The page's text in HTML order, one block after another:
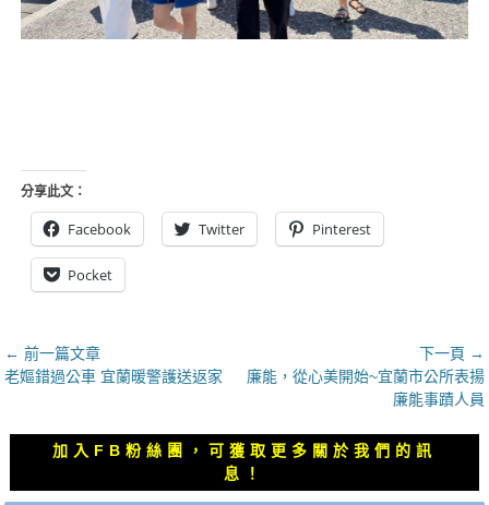
分享此文：
Facebook Twitter Pinterest
Pocket
文
章
覽
← 前一篇文章
上
老嫗錯過公車 宜蘭暖警護送返家
下一頁 →
下
文
章：
廉能，從心美開始~宜蘭市公所表揚
廉能事蹟人員
加入FB粉絲團，可獲取更多關於我們的訊
息！